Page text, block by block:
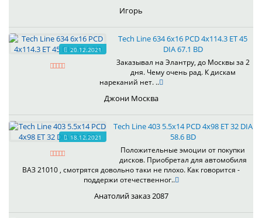
Игорь
20.12.2021
Tech Line 634 6x16 PCD 4x114.3 ET 45
DIA 67.1 BD
Заказывал на Элантру, до Москвы за 2
дня. Чему очень рад. К дискам
нареканий нет. ..
Джони Москва
18.12.2021
Tech Line 403 5.5x14 PCD 4x98 ET 32 DIA
58.6 BD
Положительные эмоции от покупки
дисков. Приобретал для автомобиля
ВАЗ 21010 , смотрятся довольно таки не плохо. Как говорится -
поддержи отечественног..
Анатолий заказ 2087